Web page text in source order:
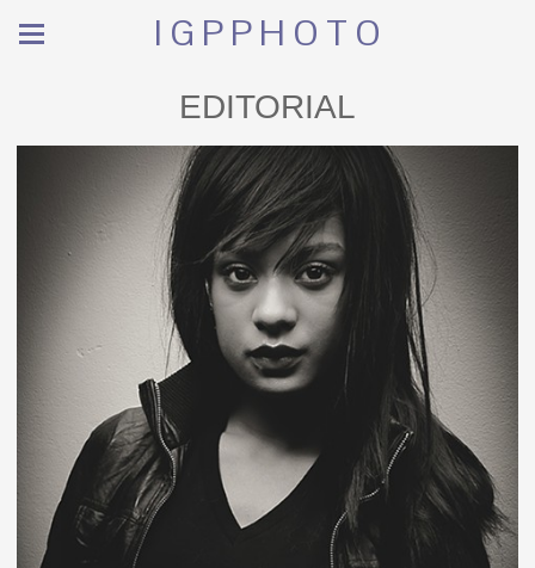
I G P P H O T O
EDITORIAL